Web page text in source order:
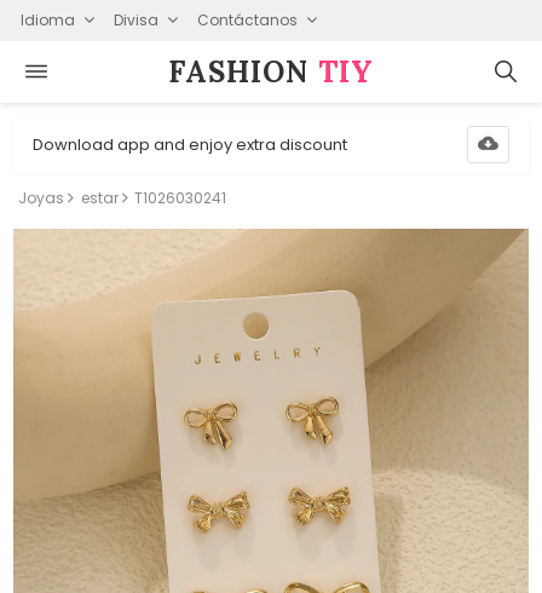
Idioma Divisa Contáctanos
FASHION⁠ TIY
Download app and enjoy extra discount
Joyas estar T1026030241